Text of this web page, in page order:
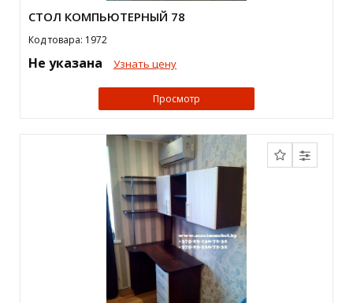
СТОЛ КОМПЬЮТЕРНЫЙ 78
Код товара: 1972
Не указана Узнать цену
Просмотр